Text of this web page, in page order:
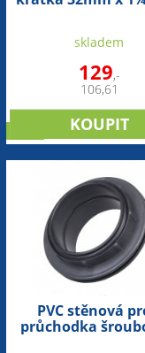
skladem
129,-
106,61
PVC stěnová
průchodka